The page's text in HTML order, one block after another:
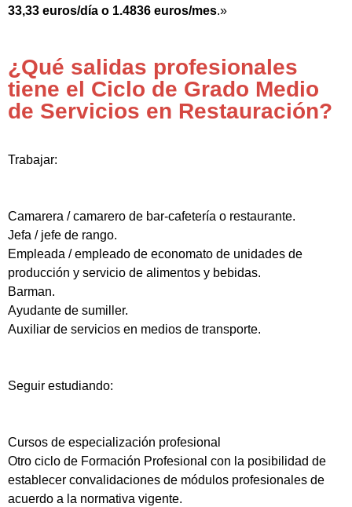
33,33 euros/día o 1.4836 euros/mes.»
¿Qué salidas profesionales
tiene el Ciclo de Grado Medio
de Servicios en Restauración?
Trabajar:
Camarera / camarero de bar-cafetería o restaurante.
Jefa / jefe de rango.
Empleada / empleado de economato de unidades de
producción y servicio de alimentos y bebidas.
Barman.
Ayudante de sumiller.
Auxiliar de servicios en medios de transporte.
Seguir estudiando:
Cursos de especialización profesional
Otro ciclo de Formación Profesional con la posibilidad de
establecer convalidaciones de módulos profesionales de
acuerdo a la normativa vigente.